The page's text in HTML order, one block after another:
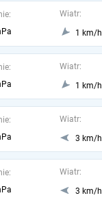
Wiatr:
1 km/h
Wiatr:
1 km/h
Wiatr:
3 km/h
Wiatr:
3 km/h